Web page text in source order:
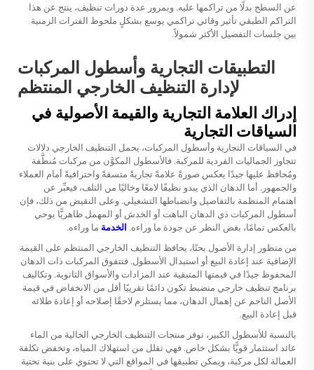
عن السطح بدلًا من تراكمها عليه. وبمرور عدة دورات تنظيف، ينتج عن هذا
التراكم الطبقي تأثير وقائي تراكمي يوسع بشكلٍ ملحوظ الفترات الزمنية
بين جلسات التفصيل الأكثر شمولاً.
التطبيقات التجارية وأسطول المركبات
لإدارة التنظيف الخارجي المنتظم
إدراك العلامة التجارية والقيمة الأصولية في
السياقات التجارية
في السياقات التجارية وأسطول المركبات، يحمل التنظيف الخارجي دلالات
تتجاوز الجماليات الفردية للمركبة. فالأسطول المكوَّن من مركبات مُنظَّفة
ومُحافظ عليها جيدًا يعكس صورةً علامةً تجاريةً متسقةً واحترافيةً أمام العملاء
والجمهور. أما الدهان الذي يبدو نظيفًا لامعًا وخاليًا من التلف، فيعبِّر عن
اهتمام المنظمة بالتفاصيل وانضباطها التشغيلي. وعلى النقيض من ذلك، فإن
أسطول المركبات ذي الدهان الباهت أو الخدش أو المهمل ظاهريًّا يوحي
بالعكس تمامًا، بغض النظر عن جودة ما وراءه. الخدمة ما وراءه.
من منظور إدارة الأصول بحتًا، يحافظ التنظيف الخارجي المنتظم على القيمة
الإضافية عند إعادة البيع أو استبدال الأسطول. فتتفوق المركبات ذات الدهان
المحفوظ جيدًا في قيمتها المتبقية عند المزادات والأسواق الثانوية. وتكاليف
برنامج تنظيف خارجي منضبط تكون دائمًا تقريبًا أقل من الانخفاض في قيمة
الأصل الناجم عن إهمال الدهان، مما يستلزم لاحقًا إصلاحه أو إعادة طلائه
قبل إعادة البيع.
بالنسبة للأسطول الكبير، توفر منتجات التنظيف الخارجي الخالية من الماء
عائد استثمار قويًّا بشكل خاص. فهي تقلل من استهلاك المياه، وتخفض تكلفة
العمالة لكل مركبة، ويمكن تطبيقها في المواقع التي لا تحتوي على بنية تحتية